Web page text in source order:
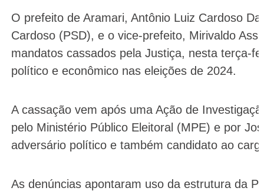
O prefeito de Aramari, Antônio Luiz Cardoso
Cardoso (PSD), e o vice-prefeito, Mirivaldo
mandatos cassados pela Justiça, nesta terça-
político e econômico nas eleições de 2024.
A cassação vem após uma Ação de
pelo Ministério Público Eleitoral (MPE) e por
adversário político e também candidato ao
As denúncias apontaram uso da estrutura da